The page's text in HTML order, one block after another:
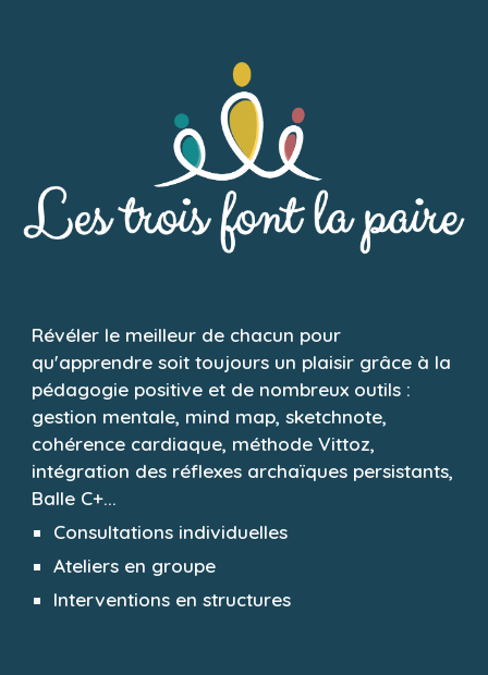
Révéler le meilleur de chacun pour
qu'apprendre soit toujours un plaisir grâce à la
pédagogie positive et de nombreux outils :
gestion mentale, mind map, sketchnote,
cohérence cardiaque, méthode Vittoz,
intégration des réflexes archaïques persistants,
Balle C+...
Consultations individuelles
Ateliers en groupe
Interventions en structures